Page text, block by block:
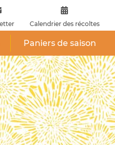
Calendrier des récoltes
Paniers de saison